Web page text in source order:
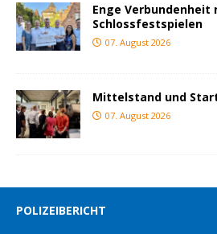
Enge Verbundenheit
Schlossfestspielen
07. August 2026
Mittelstand und
07. August 2026
POLIZEIBERICHT